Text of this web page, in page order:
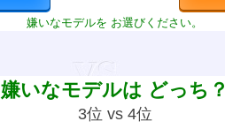
嫌いなモデルを お選びください。
嫌いなモデルは どっち？
3位 vs 4位